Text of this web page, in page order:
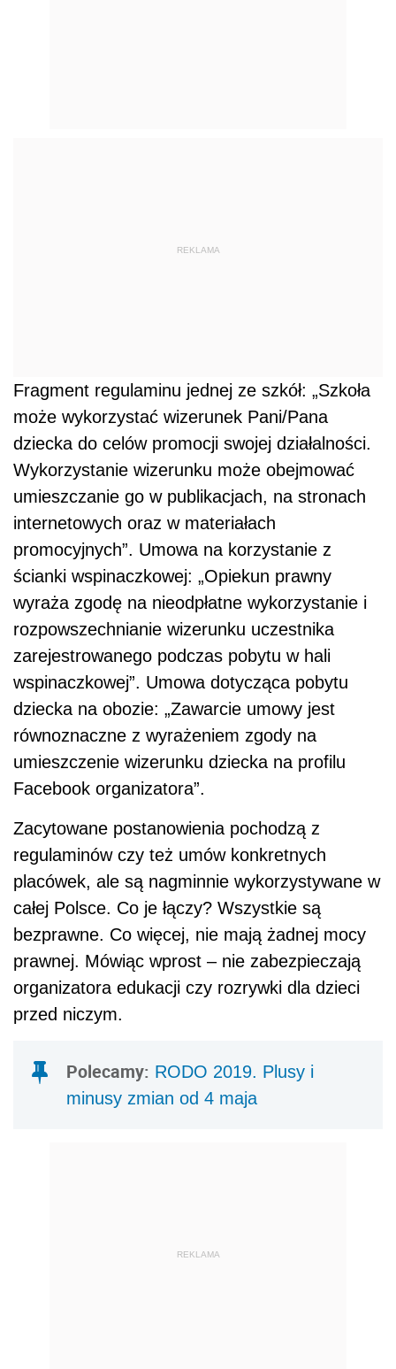
REKLAMA
Fragment regulaminu jednej ze szkół: „Szkoła
może wykorzystać wizerunek Pani/Pana
dziecka do celów promocji swojej działalności.
Wykorzystanie wizerunku może obejmować
umieszczanie go w publikacjach, na stronach
internetowych oraz w materiałach
promocyjnych”. Umowa na korzystanie z
ścianki wspinaczkowej: „Opiekun prawny
wyraża zgodę na nieodpłatne wykorzystanie i
rozpowszechnianie wizerunku uczestnika
zarejestrowanego podczas pobytu w hali
wspinaczkowej”. Umowa dotycząca pobytu
dziecka na obozie: „Zawarcie umowy jest
równoznaczne z wyrażeniem zgody na
umieszczenie wizerunku dziecka na profilu
Facebook organizatora”.
Zacytowane postanowienia pochodzą z
regulaminów czy też umów konkretnych
placówek, ale są nagminnie wykorzystywane w
całej Polsce. Co je łączy? Wszystkie są
bezprawne. Co więcej, nie mają żadnej mocy
prawnej. Mówiąc wprost – nie zabezpieczają
organizatora edukacji czy rozrywki dla dzieci
przed niczym.
Polecamy: RODO 2019. Plusy i
minusy zmian od 4 maja
REKLAMA